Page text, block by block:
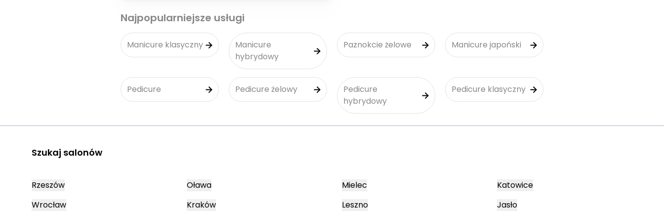
Najpopularniejsze usługi
Manicure klasyczny
Manicure
hybrydowy
Paznokcie żelowe Manicure japoński
Pedicure Pedicure żelowy
Pedicure
hybrydowy
Pedicure klasyczny
Szukaj salonów
Rzeszów
Wrocław
Oława
Kraków
Mielec
Leszno
Katowice
Jasło